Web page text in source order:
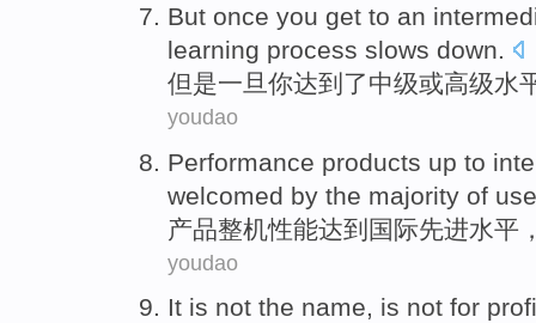
But once you get to an
learning process slows down.
但是一旦 你达到 了中级或高级水
youdao
Performance products up to
welcomed by the majority of
产品整机性能达到 国际先进水平
youdao
It is not the name, is not for